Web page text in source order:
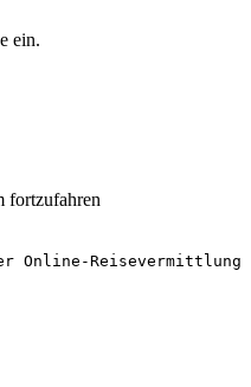
ein.
fortzufahren
Online-